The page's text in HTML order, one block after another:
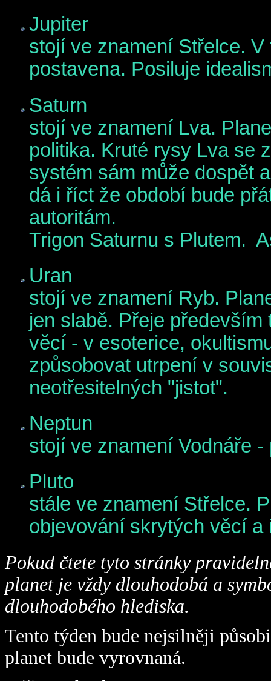
Jupiter
stojí ve znamení Střelce.
postavena. Posiluje
Saturn
stojí ve znamení Lva.
politika. Kruté rysy Lva se
systém sám může dospět
dá i říct že období bude
autoritám.
Trigon Saturnu s Plutem.
Uran
stojí ve znamení Ryb.
jen slabě. Přeje
věcí - v esoterice,
způsobovat utrpení v
neotřesitelných "jistot".
Neptun
stojí ve znamení Vodnáře
Pluto
stále ve znamení Střelce.
objevování skrytých věcí a
Pokud čtete tyto stránky
planet je vždy dlouhodobá a
dlouhodobého hlediska.
Tento týden bude nejsilněji
planet bude vyrovnaná.